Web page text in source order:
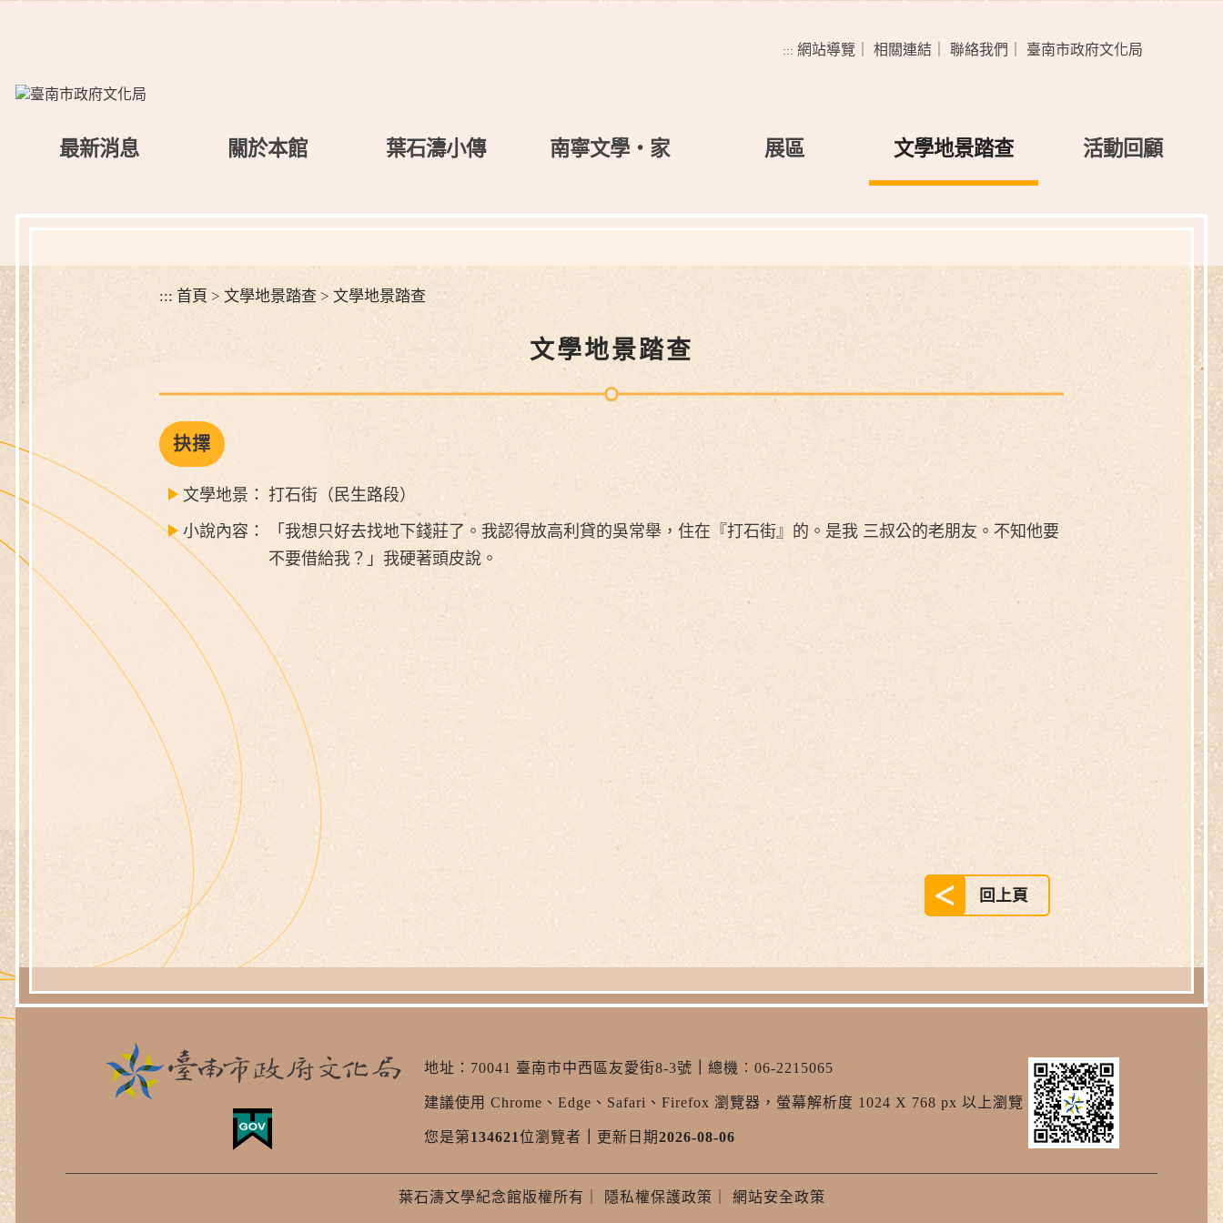
::: 網站導覽 相關連結 聯絡我們 臺南市政府文化局
最新消息 關於本館 葉石濤小傳 南寧文學‧家 展區 文學地景踏查 活動回顧
::: 首頁 > 文學地景踏查 > 文學地景踏查
文學地景踏查
抉擇
文學地景： 打石街（民生路段）
小說內容：
「我想只好去找地下錢莊了。我認得放高利貸的吳常舉，住在『打石街』的。是我 三叔公的老朋友。不知他要
不要借給我？」我硬著頭皮說。
回上頁
地址： 70041 臺南市中西區友愛街8-3號 總機︰06-2215065
建議使用 Chrome、Edge、Safari、Firefox 瀏覽器，螢幕解析度 1024 X 768 px 以上瀏覽
您是第134621位瀏覽者 更新日期2026-08-06
葉石濤文學紀念館版權所有 隱私權保護政策 網站安全政策